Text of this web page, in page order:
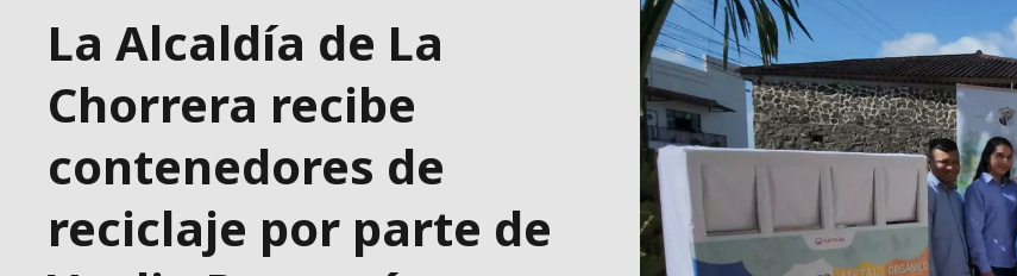
CAMPUS
FUNDACIÓN
INSTITUTO
AUSTRALIA Y NUEVA ZELANDA
NORTEAMÉRICA
ÁFRICA Y ORIENTE MEDIO
ÁSIA
La Alcaldía de La
Chorrera recibe
contenedores de
reciclaje por parte de